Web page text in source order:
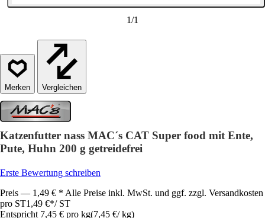
1/1
Vergleichen
Katzenfutter nass MAC´s CAT Super food mit Ente,
Pute, Huhn 200 g getreidefrei
Erste Bewertung schreiben
Preis — 1,49 € * Alle Preise inkl. MwSt. und ggf. zzgl. Versandkosten
pro ST1,49 €*/ ST
Entspricht 7,45 € pro kg(7,45 €/ kg)